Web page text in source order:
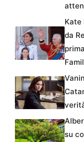
Kate
da
su